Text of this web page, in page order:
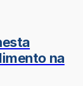
na